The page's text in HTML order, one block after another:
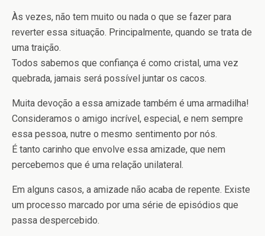
Às vezes, não tem muito ou nada o que se fazer para
reverter essa situação. Principalmente, quando se trata de
uma traição.
Todos sabemos que confiança é como cristal, uma vez
quebrada, jamais será possível juntar os cacos.
Muita devoção a essa amizade também é uma armadilha!
Consideramos o amigo incrível, especial, e nem sempre
essa pessoa, nutre o mesmo sentimento por nós.
É tanto carinho que envolve essa amizade, que nem
percebemos que é uma relação unilateral.
Em alguns casos, a amizade não acaba de repente. Existe
um processo marcado por uma série de episódios que
passa despercebido.